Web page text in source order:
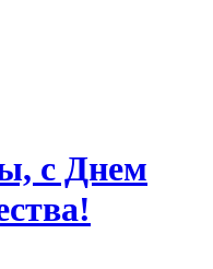
с Днем